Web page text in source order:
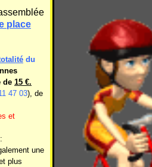
place
du
de 15 €.
47 03), de
et
:
une
plus